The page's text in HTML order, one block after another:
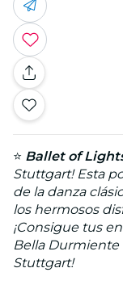
⭐ Ballet of
Stuttgart! Esta
de la danza
los hermosos
¡Consigue tus
Bella
Stuttgart!